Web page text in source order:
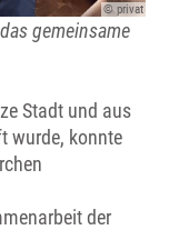
© privat
gemeinsame
Stadt und aus
wurde, konnte
der